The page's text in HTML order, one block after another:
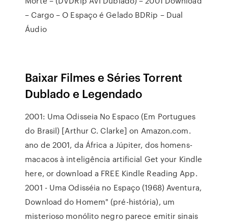
– Cargo – O Espaço é Gelado BDRip – Dual
Áudio
Baixar Filmes e Séries Torrent
Dublado e Legendado
2001: Uma Odisseia No Espaco (Em Portugues
do Brasil) [Arthur C. Clarke] on Amazon.com.
ano de 2001, da África a Júpiter, dos homens-
macacos à inteligência artificial Get your Kindle
here, or download a FREE Kindle Reading App.
2001 - Uma Odisséia no Espaço (1968) Aventura,
Download do Homem" (pré-história), um
misterioso monólito negro parece emitir sinais